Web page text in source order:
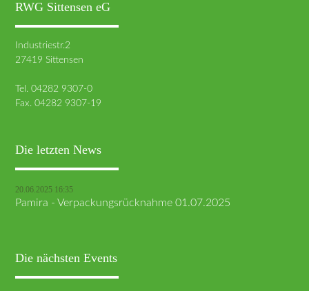
RWG Sittensen eG
Industriestr.2
27419 Sittensen
Tel. 04282 9307-0
Fax. 04282 9307-19
Die letzten News
20.06.2025 16:35
Pamira - Verpackungsrücknahme 01.07.2025
Die nächsten Events